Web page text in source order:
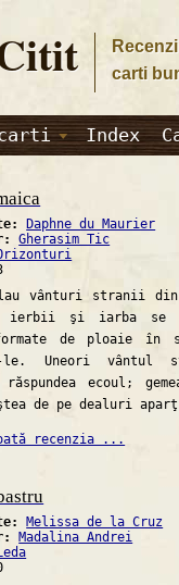
carti
Index
Daphne du Maurier
Gherasim Tic
vânturi stranii din
ierbii şi iarba se
de ploaie în
le. Uneori
ecoul;
de pe dealuri
recenzia ...
Melissa de la Cruz
Madalina Andrei